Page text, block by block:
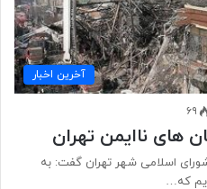
آخرین اخبار
۶۹
اسلامی شهر تهران گفت: به